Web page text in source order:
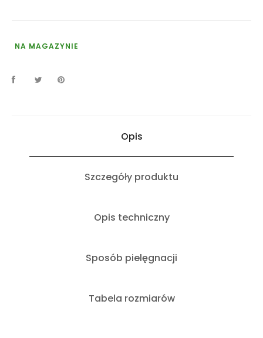
NA MAGAZYNIE
Opis
Szczegóły produktu
Opis techniczny
Sposób pielęgnacji
Tabela rozmiarów